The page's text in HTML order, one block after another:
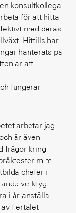
konsultkollega
för att hitta
med deras
Hittills har
hanterats på
är att
fungerar
arbetar jag
är även
frågor kring
m.m.
chefer i
verktyg.
i år anställa
flertalet